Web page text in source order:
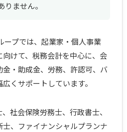
りません。
プでは、起業家・個人事業
けて、税務会計を中心に、会
・助成金、労務、許認可、バ
くサポートしています。
社会保険労務士、行政書士、
、ファイナンシャルプランナ